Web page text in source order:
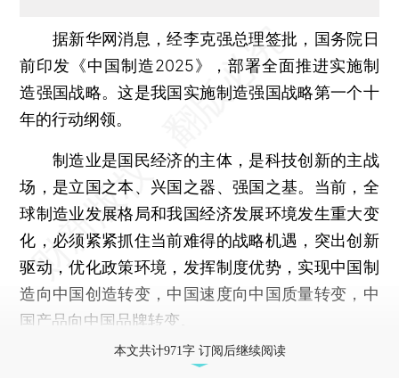
据新华网消息，经李克强总理签批，国务院日
前印发《中国制造2025》，部署全面推进实施制
造强国战略。这是我国实施制造强国战略第一个十
年的行动纲领。
制造业是国民经济的主体，是科技创新的主战
场，是立国之本、兴国之器、强国之基。当前，全
球制造业发展格局和我国经济发展环境发生重大变
化，必须紧紧抓住当前难得的战略机遇，突出创新
驱动，优化政策环境，发挥制度优势，实现中国制
造向中国创造转变，中国速度向中国质量转变，中
国产品向中国品牌转变。
本文共计971字 订阅后继续阅读